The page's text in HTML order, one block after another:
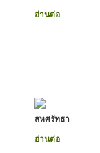
อ่านต่อ
สหศรัทธา
อ่านต่อ